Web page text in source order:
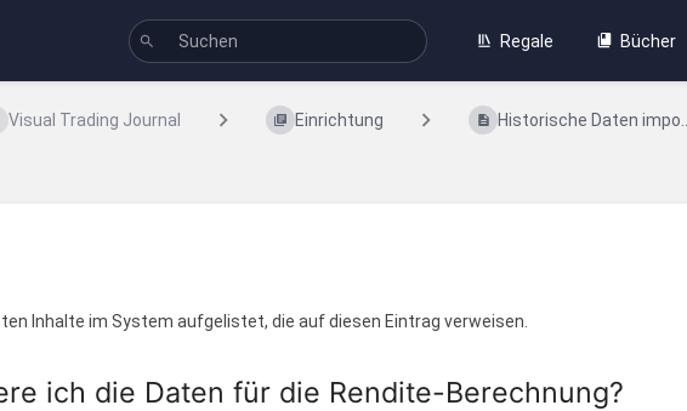
Regale Bücher
Visual Trading Journal Einrichtung Historische Daten impo...
Inhalte im System aufgelistet, die auf diesen Eintrag verweisen.
ich die Daten für die Rendite-Berechnung?